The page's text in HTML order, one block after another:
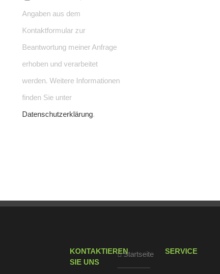
Angaben aus dem
Kontaktformular zur
Beantwortung meiner Anfrage
erhoben und verarbeitet
werden. Weitere Informationen
finden Sie unter
Datenschutzerklärung.
KONTAKTIEREN
SIE UNS
Startseite SERVICE